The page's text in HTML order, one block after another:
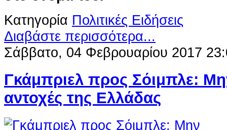
Κατηγορία Πολιτικές Ειδήσεις
Διαβάστε περισσότερα...
Σάββατο, 04 Φεβρουαρίου 2017
Γκάμπριελ προς Σόιμπλε:
αντοχές της Ελλάδας